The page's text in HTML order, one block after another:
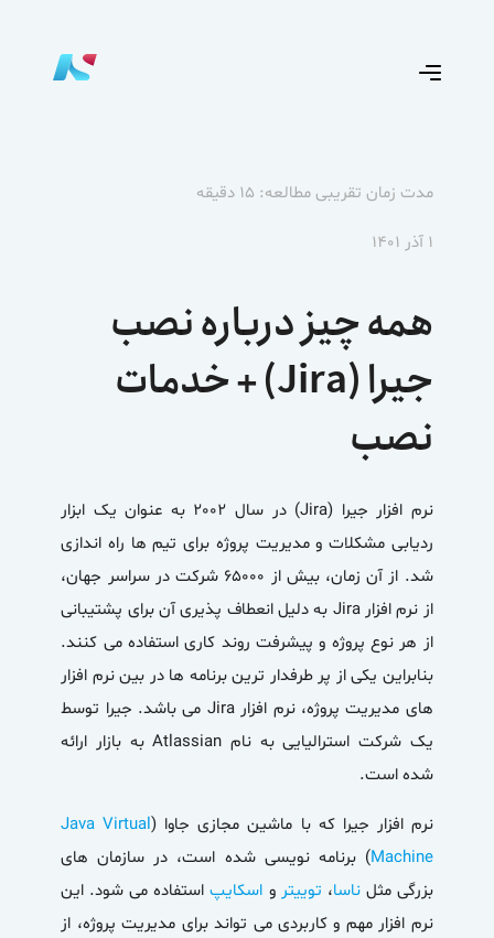
مدت زمان تقریبی مطالعه: ۱۵ دقیقه
۱ آذر ۱۴۰۱
همه چیز درباره نصب
جیرا (Jira) + خدمات
نصب
نرم افزار جیرا (Jira) در سال 2002 به عنوان یک ابزار
ردیابی مشکلات و مدیریت پروژه برای تیم ها راه اندازی
شد. از آن زمان، بیش از 65000 شرکت در سراسر جهان،
از نرم افزار Jira به دلیل انعطاف پذیری آن برای پشتیبانی
از هر نوع پروژه و پیشرفت روند کاری استفاده می کنند.
بنابراین یکی از پر طرفدار ترین برنامه ها در بین نرم افزار
های مدیریت پروژه، نرم افزار Jira می باشد. جیرا توسط
یک شرکت استرالیایی به نام Atlassian به بازار ارائه
شده است.
نرم افزار جیرا که با ماشین مجازی جاوا (Java Virtual
Machine) برنامه نویسی شده است، در سازمان های
بزرگی مثلناسا، توییتر و اسکایپاستفاده می شود. این
نرم افزار مهم و کاربردی می تواند برای مدیریت پروژه، از